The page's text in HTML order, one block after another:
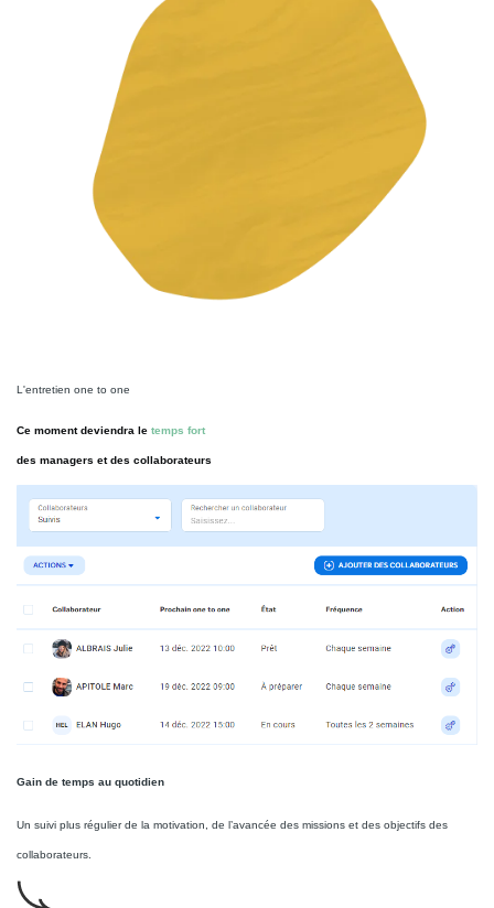
L'entretien one to one
Ce moment deviendra le temps fort
des managers et des collaborateurs
Gain de temps au quotidien
Un suivi plus régulier de la motivation, de l’avancée des missions et des objectifs des
collaborateurs.